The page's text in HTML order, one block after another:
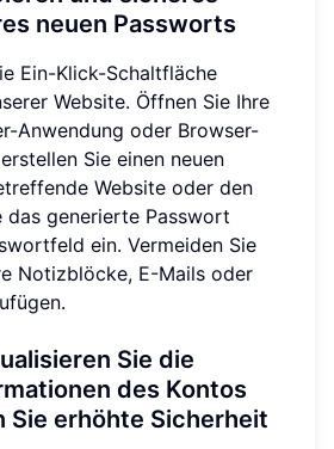
neuen Passworts
Ein-Klick-Schaltfläche
Website. Öffnen Sie Ihre
Anwendung oder Browser-
Sie einen neuen
Website oder den
das generierte Passwort
ein. Vermeiden Sie
Notizblöcke, E-Mails oder
Sie die
des Kontos
Sie erhöhte Sicherheit